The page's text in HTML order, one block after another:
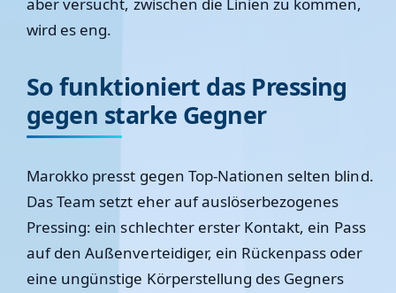
wird es eng.
So funktioniert das Pressing
gegen starke Gegner
Marokko presst gegen Top-Nationen selten blind.
Das Team setzt eher auf auslöserbezogenes
Pressing: ein schlechter erster Kontakt, ein Pass
auf den Außenverteidiger, ein Rückenpass oder
eine ungünstige Körperstellung des Gegners